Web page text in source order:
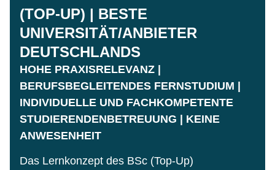
(TOP-UP) | BESTE
UNIVERSITÄT/ANBIETER
DEUTSCHLANDS
HOHE PRAXISRELEVANZ |
BERUFSBEGLEITENDES FERNSTUDIUM |
INDIVIDUELLE UND FACHKOMPETENTE
STUDIERENDENBETREUUNG | KEINE
ANWESENHEIT
Das Lernkonzept des BSc (Top-Up)